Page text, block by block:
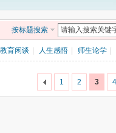
按标题搜索
教育闲谈 人生感悟 师生论学
1 2 3 4